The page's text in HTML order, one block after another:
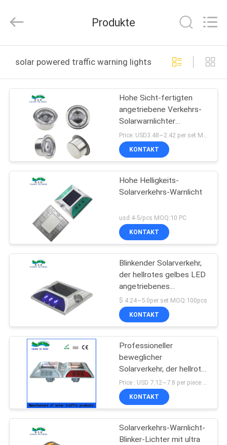
PRODUKTE
ÜBER
FABRIK-
TOUR
QUALITÄTSKONTROLLE
KONTAKTIERE
NACHRICHTEN
FÄLLE
FORDERN
ANGEBOT
Ltd..
Reserved.
Produkte
solar powered traffic warning lights online
Hohe Sicht-fertigten
angetriebene Verkehrs-
Solarwarnlichter
besonders an LED-
Verkehrszeichen
Price: USD3.48~2.42 per set MOQ:1 Satz
KONTAKT
Hohe Helligkeits-
Solarverkehrs-Warnlicht
usd 4-5/pcs MOQ:10 PC
KONTAKT
Blinkender Solarverkehr,
der hellrotes gelbes LED
angetriebenes
Warnsignal warnt
$ 4.24~5.0per set MOQ:100pcs
KONTAKT
Professioneller
beweglicher
Solarverkehr, der hellrote
blaue LED mit CER-
Zertifikat warnt
Price : USD 7.12~7.8 per piece MOQ:1
KONTAKT
Solarverkehrs-Warnlicht-
Blinker-Lichter mit ultra